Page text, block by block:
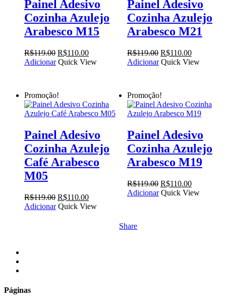
Painel Adesivo
Cozinha Azulejo
Arabesco M15
R$119.00 O
preço
R$110.00O
preço
Adicionar Quick View
Painel Adesivo
Cozinha Azulejo
Arabesco M21
R$119.00 O
preço
R$110.00O
preço
Adicionar Quick View
Promoção!
Painel Adesivo
Cozinha Azulejo
Café Arabesco
M05
R$119.00 O
preço
R$110.00O
preço
Adicionar Quick View
Promoção!
Painel Adesivo
Cozinha Azulejo
Arabesco M19
R$119.00 O
preço
R$110.00O
preço
Adicionar Quick View
Share
Páginas